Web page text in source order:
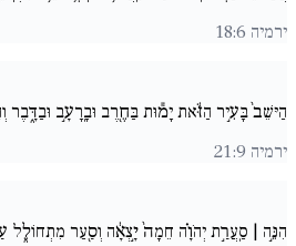
ירמיה 18:6
הַיּשֵׁב֙ בָּעִ֣יר הַזֹּ֔את יָמ֕וּת בַּחֶ֖רֶב וּבָֽרָעָ֣ב וּבַדָּ֑בֶר
ירמיה 21:9
הִנֵּ֣ה | סַֽעֲרַ֣ת יְהֹוָ֗ה חֵמָה֙ יָ֣צְאָ֔ה וְסַ֖עַר מִתְחוֹלֵ֑ל